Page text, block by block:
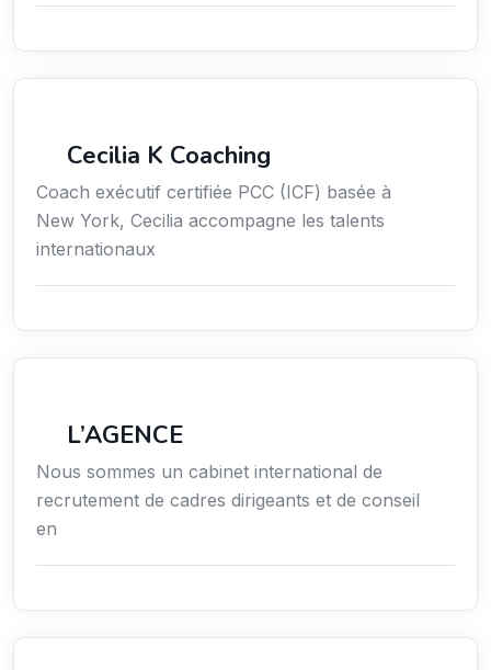
Cecilia K Coaching
Coach exécutif certifiée PCC (ICF) basée à
New York, Cecilia accompagne les talents
internationaux
L’AGENCE
Nous sommes un cabinet international de
recrutement de cadres dirigeants et de conseil
en